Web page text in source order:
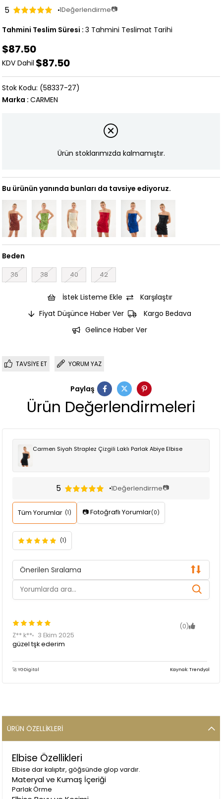
5 1Değerlendirme📷
Tahmini Teslim Süresi : 3 Tahmini Teslimat Tarihi
$87.50
KDV Dahil $87.50
(58337-27)
Marka : CARMEN
Ürün stoklarımızda kalmamıştır.
Bu ürünün yanında bunları da tavsiye ediyoruz.
Beden
36 38 40 42
İstek Listeme Ekle
Karşılaştır
Fiyat Düşünce Haber Ver
Kargo Bedava
Gelince Haber Ver
TAVSIYE ET YORUM YAZ
Paylaş
Ürün Değerlendirmeleri
Carmen Siyah Straplez Çizgili Laklı Parlak Abiye Elbise
5 1Değerlendirme📷
Tüm Yorumlar (1) 📷 Fotoğraflı Yorumlar(0)
(1)
Önerilen Sıralama
(0)
Z** k**
3 Ekim 2025
güzel tşk ederim
🚀 YGDigital Kaynak: Trendyol
ÜRÜN ÖZELLIKLERI
Elbise Özellikleri
Elbise dar kalıptır, göğsünde glop vardır.
Materyal ve Kumaş İçeriği
Parlak Örme